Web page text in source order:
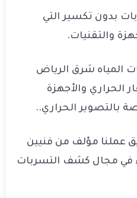
بدون تكسير التي
والتقنيات.
شرق الرياض
الحراري والأجهزة
بالتصوير الحراري..
عملنا مؤلف من فنيين
في مجال كشف التسربات